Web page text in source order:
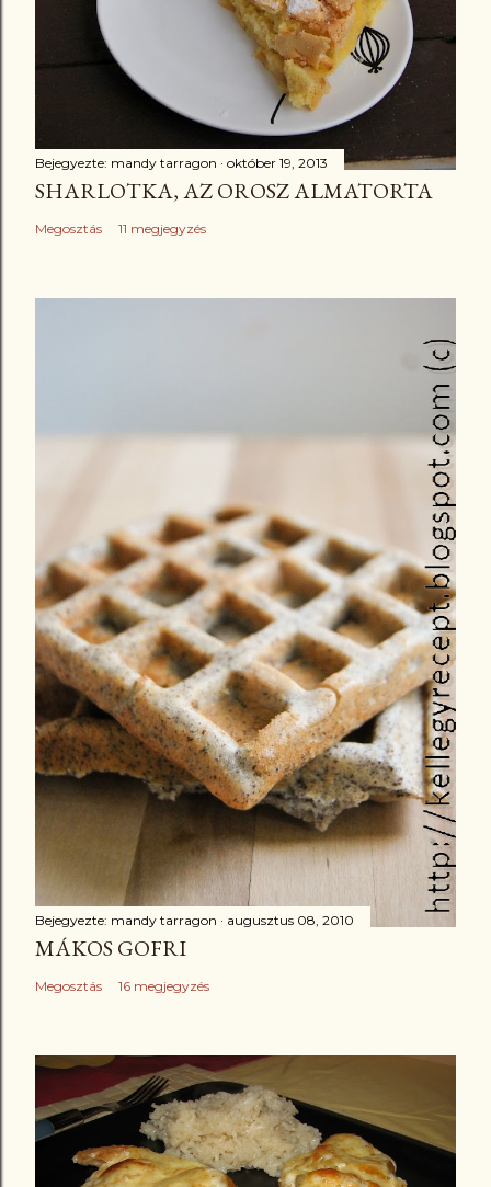
Bejegyezte: mandy tarragon október 19, 2013
SHARLOTKA, AZ OROSZ ALMATORTA
Megosztás 11 megjegyzés
Bejegyezte: mandy tarragon augusztus 08, 2010
MÁKOS GOFRI
Megosztás 16 megjegyzés